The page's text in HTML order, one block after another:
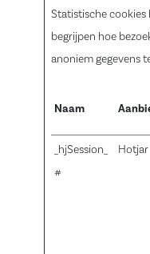
Statistische cookies
begrijpen hoe
anoniem gegevens
Naam
_hjSession_
#
Hotjar